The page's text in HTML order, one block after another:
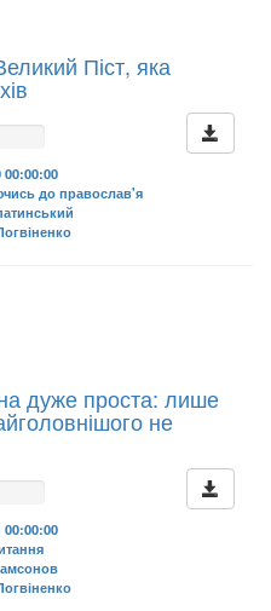
Піст, яка
00:00:00
до православ'я
дуже проста: лише
не
00:00:00